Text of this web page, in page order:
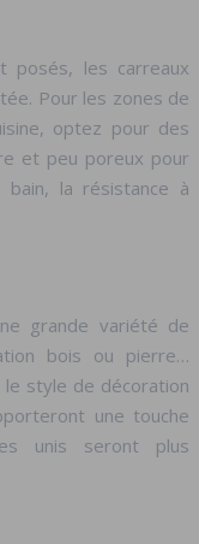
posés, les carreaux
Pour les zones de
optez pour des
et peu poreux pour
bain, la résistance à
grande variété de
bois ou pierre…
le style de décoration
une touche
unis seront plus